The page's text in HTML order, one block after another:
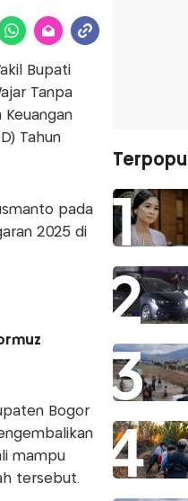
Bupati
Tanpa
Tahun
pada
2025 di
Bogor
mampu
tersebut.